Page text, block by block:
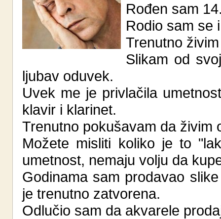
Rođen sam
Rodio sam se
Trenutno
Slikam od
ljubav oduvek.
Uvek me je privlačila
klavir i klarinet.
Trenutno pokušavam da živim
Možete misliti koliko je to
umetnost, nemaju volju da
Godinama sam prodavao
je trenutno zatvorena.
Odlučio sam da akvarele